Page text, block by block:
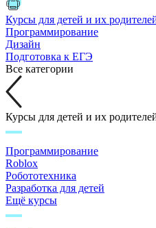
Курсы для детей и их
Программирование
Дизайн
Подготовка к ЕГЭ
Все категории
Курсы для детей и их
Программирование
Roblox
Робототехника
Разработка для детей
Ещё курсы